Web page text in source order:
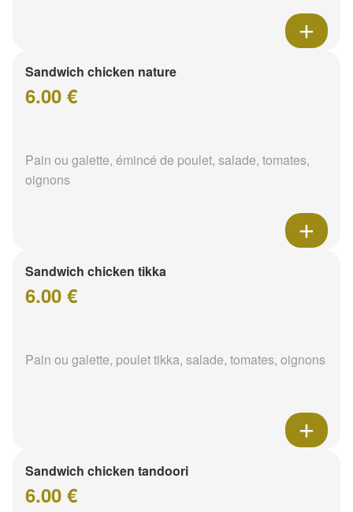
Sandwich chicken nature
6.00 €
Pain ou galette, émincé de poulet, salade, tomates,
oignons
Sandwich chicken tikka
6.00 €
Pain ou galette, poulet tikka, salade, tomates, oignons
Sandwich chicken tandoori
6.00 €